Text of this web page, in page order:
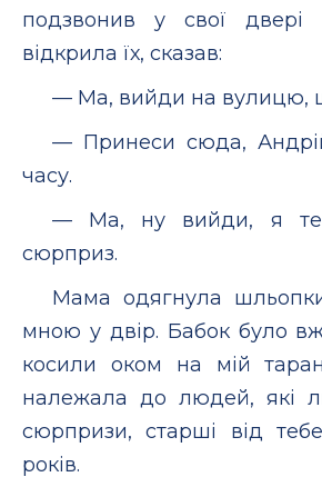
подзвонив у свої
відкрила їх, сказав:
— Ма, вийди на вулицю,
— Принеси сюда,
часу.
— Ма, ну вийди, я
сюрприз.
Мама одягнула
мною у двір. Бабок було
косили оком на мій
належала до людей, які
сюрпризи, старші від
років.